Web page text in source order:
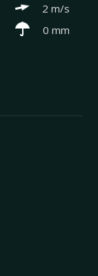
2 m/s
0 mm